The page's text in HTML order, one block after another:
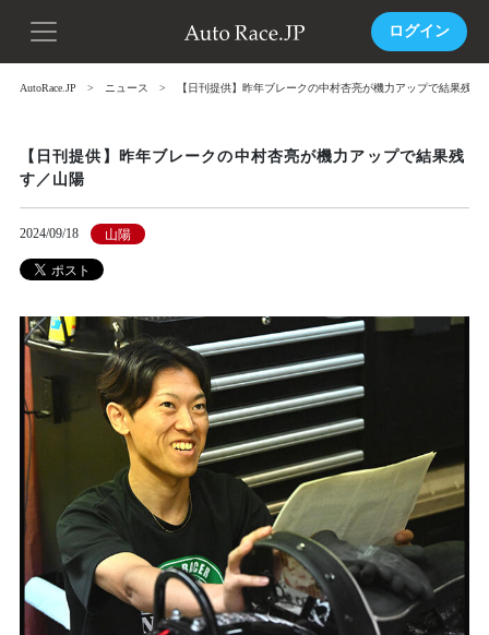
ログイン
AutoRace.JP ニュース 【日刊提供】昨年ブレークの中村杏亮が機力アップで結果残す
【日刊提供】昨年ブレークの中村杏亮が機力アップで結果残
す／山陽
2024/09/18 山陽